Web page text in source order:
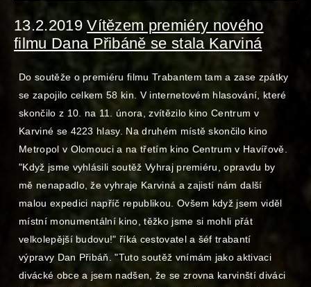
13.2.2019 Vítězem premiéry nového
filmu Dana Přibáně se stala Karviná
Do soutěže o premiéru filmu Trabantem tam a zase zpátky
se zapojilo celkem 58 kin. V internetovém hlasování, které
skončilo z 10. na 11. února, zvítězilo kino Centrum v
Karviné se 4223 hlasy. Na druhém místě skončilo kino
Metropol v Olomouci a na třetím kino Centrum v Havířově.
"Když jsme vyhlásili soutěž Vyhraj premiéru, opravdu by
mě nenapadlo, že vyhraje Karviná a zajistí nám další
malou expedici napříč republikou. Ovšem když jsem viděl
místní monumentální kino, těžko jsme si mohli přát
velkolepější budovu!" říká cestovatel a šéf trabantí
výpravy Dan Přibáň. "Tuto soutěž vnímám jako aktivaci
divácké obce a jsem nadšen, že se zrovna karvinští diváci